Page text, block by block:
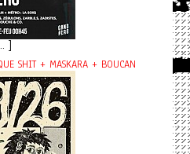
]
SHIT + MASKARA + BOUCAN